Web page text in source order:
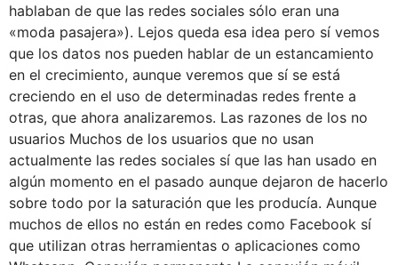
hablaban de que las redes sociales sólo eran una
«moda pasajera»). Lejos queda esa idea pero sí vemos
que los datos nos pueden hablar de un estancamiento
en el crecimiento, aunque veremos que sí se está
creciendo en el uso de determinadas redes frente a
otras, que ahora analizaremos. Las razones de los no
usuarios Muchos de los usuarios que no usan
actualmente las redes sociales sí que las han usado en
algún momento en el pasado aunque dejaron de hacerlo
sobre todo por la saturación que les producía. Aunque
muchos de ellos no están en redes como Facebook sí
que utilizan otras herramientas o aplicaciones como